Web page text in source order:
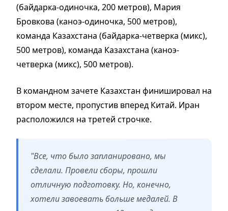
(байдарка-одиночка, 200 метров), Мария
Бровкова (каноэ-одиночка, 500 метров),
команда Казахстана (байдарка-четверка (микс),
500 метров), команда Казахстана (каноэ-
четверка (микс), 500 метров).
В командном зачете Казахстан финишировал на
втором месте, пропустив вперед Китай. Иран
расположился на третей строчке.
"Все, что было запланировано, мы
сделали. Провели сборы, прошли
отличную подготовку. Но, конечно,
хотели завоевать больше медалей. В